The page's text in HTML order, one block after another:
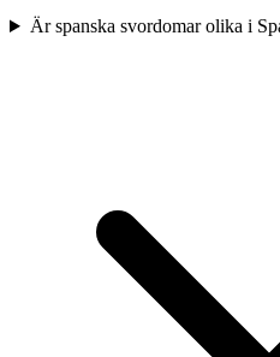
Är spanska svordomar olika i